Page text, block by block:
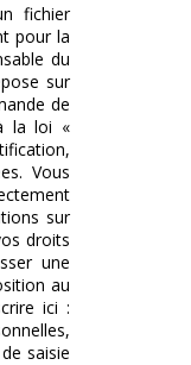
fichier
pour la
du
sur
de
la loi «
Vous
sur
droits
une
au
ici :
saisie